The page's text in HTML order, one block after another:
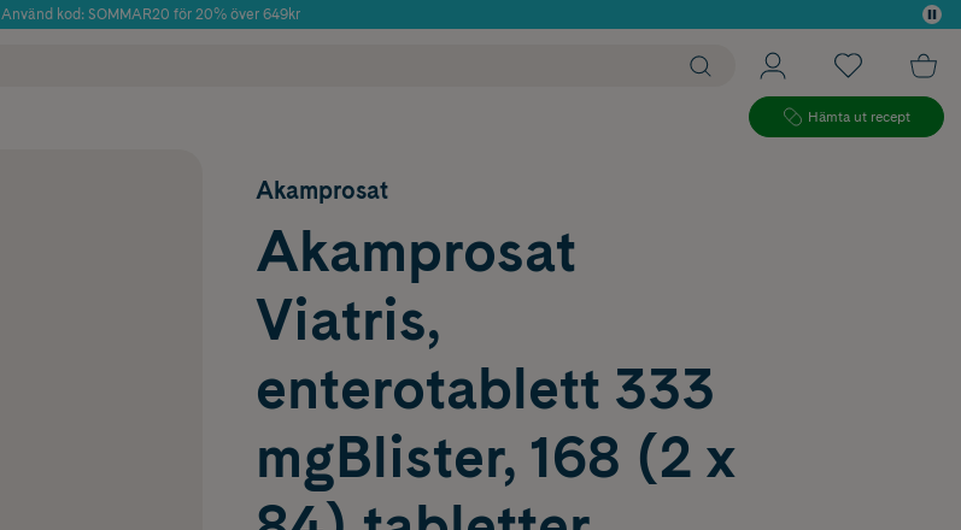
Använd kod: SOMMAR20 för 20% över 649kr
Hämta ut recept
Akamprosat
Akamprosat
Viatris,
enterotablett 333
mgBlister, 168 (2 x